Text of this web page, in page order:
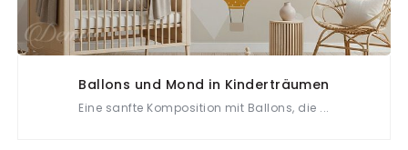
Ballons und Mond in Kinderträumen
Eine sanfte Komposition mit Ballons, die ...